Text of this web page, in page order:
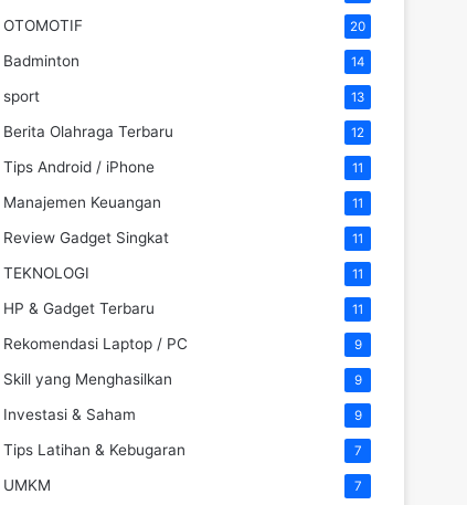
OTOMOTIF 20
Badminton 14
sport 13
Berita Olahraga Terbaru 12
Tips Android / iPhone 11
Manajemen Keuangan 11
Review Gadget Singkat 11
TEKNOLOGI 11
HP & Gadget Terbaru 11
Rekomendasi Laptop / PC 9
Skill yang Menghasilkan 9
Investasi & Saham 9
Tips Latihan & Kebugaran 7
UMKM 7